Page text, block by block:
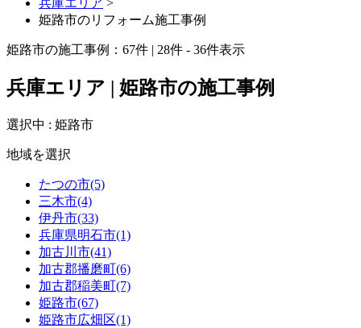
兵庫エリア >
姫路市のリフォーム施工事例
姫路市の施工事例： 67件 | 28件 - 36件表示
兵庫エリア | 姫路市の施工事例
選択中 : 姫路市
地域を選択
たつの市(5)
三木市(4)
伊丹市(33)
兵庫県明石市(1)
加古川市(41)
加古郡播磨町(6)
加古郡稲美町(7)
姫路市(67)
姫路市広畑区(1)